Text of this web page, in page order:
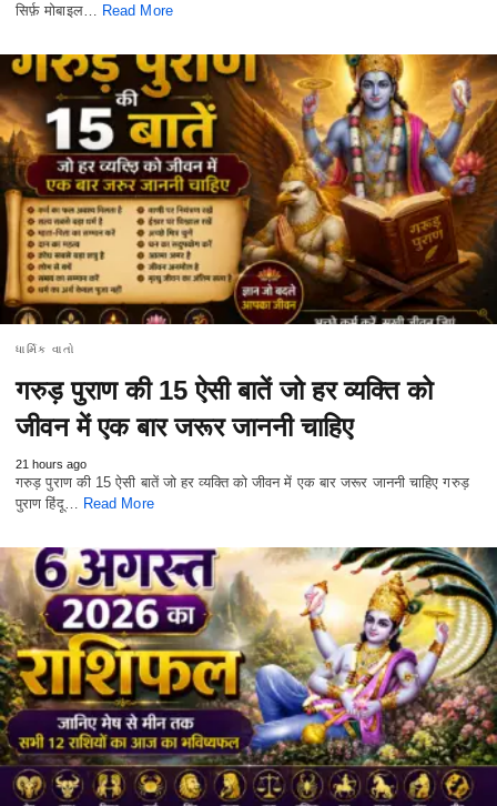
सिर्फ़ मोबाइल…
Read More
ધાર્મિક વાતો
गरुड़ पुराण की 15 ऐसी बातें जो हर व्यक्ति को
जीवन में एक बार जरूर जाननी चाहिए
21 hours ago
गरुड़ पुराण की 15 ऐसी बातें जो हर व्यक्ति को जीवन में एक बार जरूर जाननी चाहिए गरुड़
पुराण हिंदू… Read More